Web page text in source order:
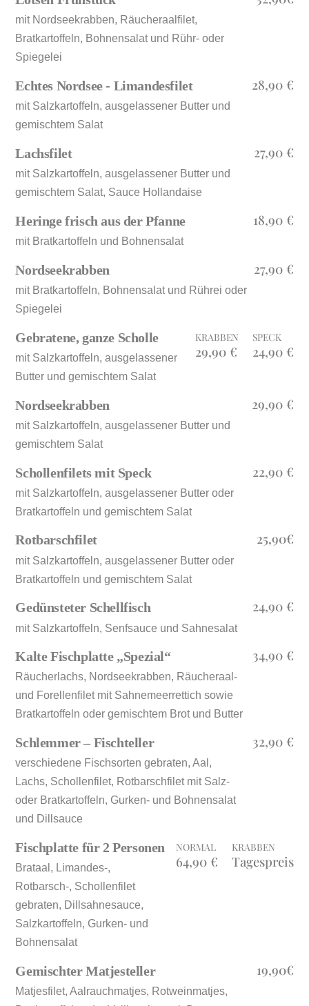
mit Nordseekrabben, Räucheraalfilet,
Bratkartoffeln, Bohnensalat und Rühr- oder
Spiegelei
Echtes Nordsee - Limandesfilet
mit Salzkartoffeln, ausgelassener Butter und
gemischtem Salat
28,90 €
Lachsfilet
mit Salzkartoffeln, ausgelassener Butter und
gemischtem Salat, Sauce Hollandaise
27,90 €
Heringe frisch aus der Pfanne
mit Bratkartoffeln und Bohnensalat
18,90 €
Nordseekrabben
mit Bratkartoffeln, Bohnensalat und Rührei oder
Spiegelei
27,90 €
Gebratene, ganze Scholle
mit Salzkartoffeln, ausgelassener
Butter und gemischtem Salat
KRABBEN
29,90 €
SPECK
24,90 €
Nordseekrabben
mit Salzkartoffeln, ausgelassener Butter und
gemischtem Salat
29,90 €
Schollenfilets mit Speck
mit Salzkartoffeln, ausgelassener Butter oder
Bratkartoffeln und gemischtem Salat
22,90 €
Rotbarschfilet
mit Salzkartoffeln, ausgelassener Butter oder
Bratkartoffeln und gemischtem Salat
25,90€
Gedünsteter Schellfisch
mit Salzkartoffeln, Senfsauce und Sahnesalat
24,90 €
Kalte Fischplatte „Spezial“
Räucherlachs, Nordseekrabben, Räucheraal-
und Forellenfilet mit Sahnemeerrettich sowie
Bratkartoffeln oder gemischtem Brot und Butter
34,90 €
Schlemmer – Fischteller
verschiedene Fischsorten gebraten, Aal,
Lachs, Schollenfilet, Rotbarschfilet mit Salz-
oder Bratkartoffeln, Gurken- und Bohnensalat
und Dillsauce
32,90 €
Fischplatte für 2 Personen
Brataal, Limandes-,
Rotbarsch-, Schollenfilet
gebraten, Dillsahnesauce,
Salzkartoffeln, Gurken- und
Bohnensalat
NORMAL
64,90 €
KRABBEN
Tagespreis
Gemischter Matjesteller
Matjesfilet, Aalrauchmatjes, Rotweinmatjes,
19,90€